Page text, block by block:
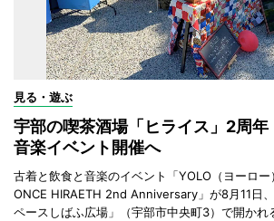
見る・遊ぶ
宇部の喫茶酒場「ヒライス」2周
音楽イベント開催へ
古着と飲食と音楽のイベント「YOLO（ヨーロ
ONCE HIRAETH 2nd Anniversary」が8月11日
ペースしばふ広場」（宇部市中央町3）で開かれ